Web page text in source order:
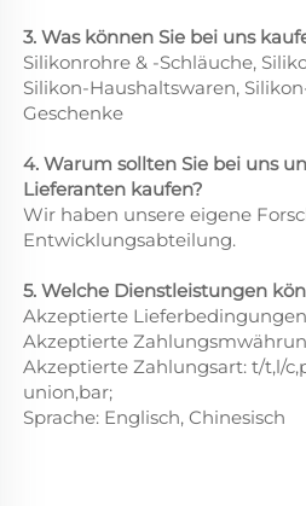
3. Was können Sie bei uns
Silikonrohre & -Schläuche,
Silikon-Haushaltswaren,
Geschenke
4. Warum sollten Sie bei uns
Lieferanten kaufen?
Wir haben unsere eigene
Entwicklungsabteilung.
5. Welche Dienstleistungen
Akzeptierte
Akzeptierte
Akzeptierte Zahlungsart: t/t,l/
union,bar;
Sprache: Englisch, Chinesisch